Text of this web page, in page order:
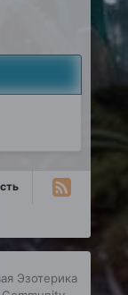
Эзотерика